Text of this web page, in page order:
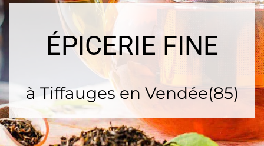
ÉPICERIE FINE
à Tiffauges en Vendée(85)